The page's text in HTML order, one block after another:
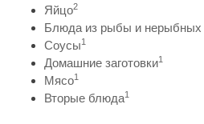
Яйцо2
Блюда из рыбы и нерыбных
Соусы1
Домашние заготовки1
Мясо1
Вторые блюда1